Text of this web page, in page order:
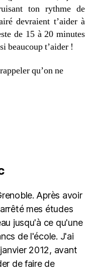
ton rythme de
devraient t’aider à
de 15 à 20 minutes
beaucoup t’aider !
qu’on ne
Après avoir
mes études
jusqu'à ce qu'une
de l'école. J'ai
2012, avant
de faire de